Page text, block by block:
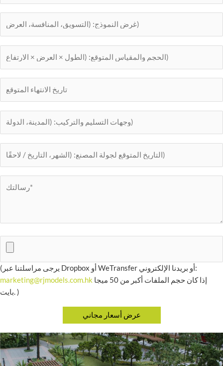
(يرجى مراسلتنا عبر Dropbox أو WeTransfer أو بريدنا الإلكتروني:
marketing@rjmodels.com.hk
بايت. )